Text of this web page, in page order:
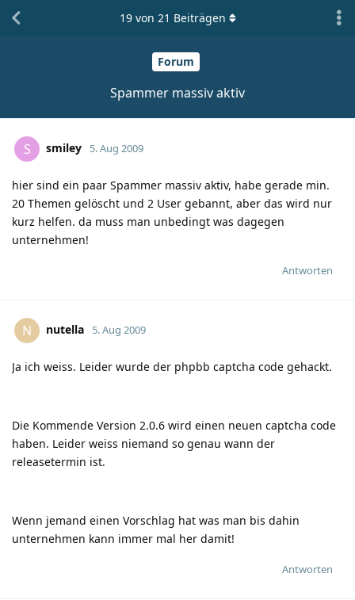
Forum
Spammer massiv aktiv
19von 21 Beiträgen
S smiley 5. Aug 2009
hier sind ein paar Spammer massiv aktiv, habe gerade min.
20 Themen gelöscht und 2 User gebannt, aber das wird nur
kurz helfen. da muss man unbedingt was dagegen
unternehmen!
Antworten
N nutella 5. Aug 2009
Ja ich weiss. Leider wurde der phpbb captcha code gehackt.
Die Kommende Version 2.0.6 wird einen neuen captcha code
haben. Leider weiss niemand so genau wann der
releasetermin ist.
Wenn jemand einen Vorschlag hat was man bis dahin
unternehmen kann immer mal her damit!
Antworten